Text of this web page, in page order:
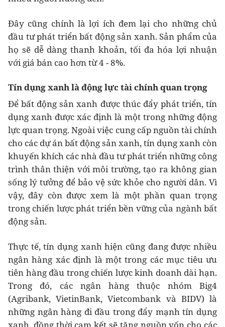
Đây cũng chính là lợi ích đem lại cho những chủ
đầu tư phát triển bất động sản xanh. Sản phẩm của
họ sẽ dễ dàng thanh khoản, tối đa hóa lợi nhuận
với giá bán cao hơn từ 4 - 8%.
Tín dụng xanh là động lực tài chính quan trọng
Để bất động sản xanh được thúc đẩy phát triển, tín
dụng xanh được xác định là một trong những động
lực quan trọng. Ngoài việc cung cấp nguồn tài chính
cho các dự án bất động sản xanh, tín dụng xanh còn
khuyến khích các nhà đầu tư phát triển những công
trình thân thiện với môi trường, tạo ra không gian
sống lý tưởng để bảo vệ sức khỏe cho người dân. Vì
vậy, đây còn được xem là một phần quan trọng
trong chiến lược phát triển bền vững của ngành bất
động sản.
Thực tế, tín dụng xanh hiện cũng đang được nhiều
ngân hàng xác định là một trong các mục tiêu ưu
tiên hàng đầu trong chiến lược kinh doanh dài hạn.
Trong đó, các ngân hàng thuộc nhóm Big4
(Agribank, VietinBank, Vietcombank và BIDV) là
những ngân hàng đi đầu trong đẩy mạnh tín dụng